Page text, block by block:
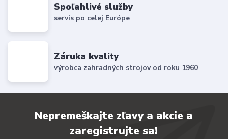
Spoľahlivé služby
servis po celej Európe
Záruka kvality
výrobca zahradných strojov od roku 1960
Nepremeškajte zľavy a akcie a
zaregistrujte sa!